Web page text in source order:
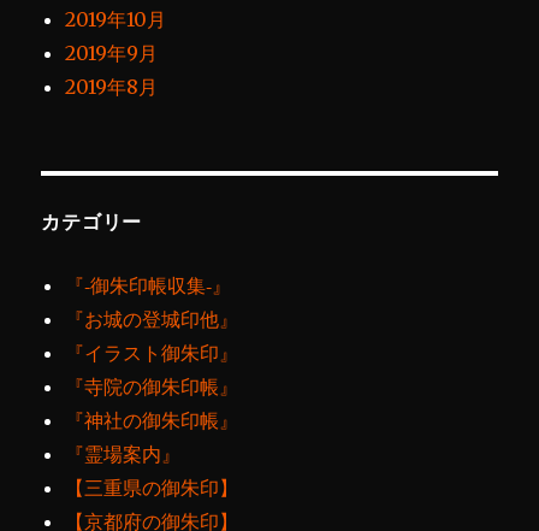
2019年10月
2019年9月
2019年8月
カテゴリー
『‐御朱印帳収集‐』
『お城の登城印他』
『イラスト御朱印』
『寺院の御朱印帳』
『神社の御朱印帳』
『霊場案内』
【三重県の御朱印】
【京都府の御朱印】